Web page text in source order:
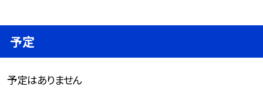
予定
予定はありません